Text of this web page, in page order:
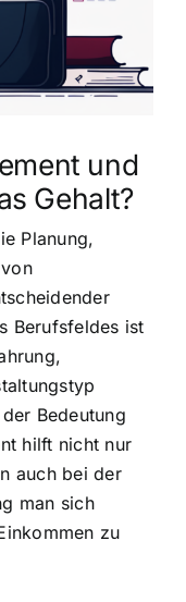
und
Gehalt?
Planung,
Berufsfeldes ist
Bedeutung
hilft nicht nur
auch bei der
man sich
zu